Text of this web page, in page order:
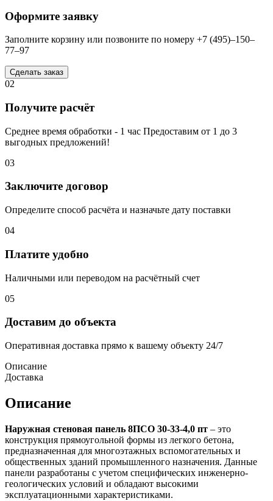
Оформите заявку
Заполните корзину или позвоните по номеру +7 (495)–150–
77–97
Сделать заказ
02
Получите расчёт
Среднее время обработки - 1 час Предоставим от 1 до 3
выгодных предложений!
03
Заключите договор
Определите способ расчёта и назначьте дату поставки
04
Платите удобно
Наличными или переводом на расчётный счет
05
Доставим до объекта
Оперативная доставка прямо к вашему объекту 24/7
Описание
Доставка
Описание
Наружная стеновая панель 8ПСО 30-33-4,0 пт – это
конструкция прямоугольной формы из легкого бетона,
предназначенная для многоэтажных вспомогательных и
общественных зданий промышленного назначения. Данные
панели разработаны с учетом специфических инженерно-
геологических условий и обладают высокими
эксплуатационными характеристиками.